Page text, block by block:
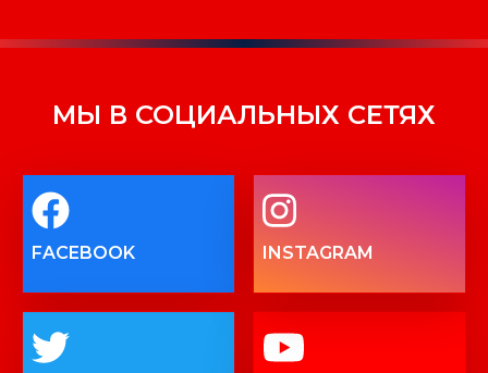
МЫ В СОЦИАЛЬНЫХ СЕТЯХ
FACEBOOK INSTAGRAM